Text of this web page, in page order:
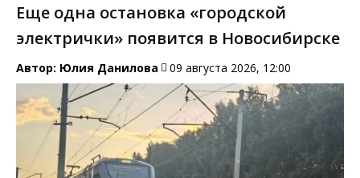
Еще одна остановка «городской
электрички» появится в Новосибирске
Автор: Юлия Данилова 09 августа 2026, 12:00